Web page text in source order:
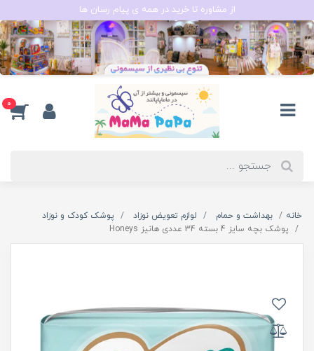
از مشاوره تا خرید در همه ی پیام رسان ها
0
خانه بهداشت و حمام لوازم تعویض نوزاد
پوشک کودک و نوزاد
پوشک بچه سایز 4 بسته 34 عددی هانیز Honeys